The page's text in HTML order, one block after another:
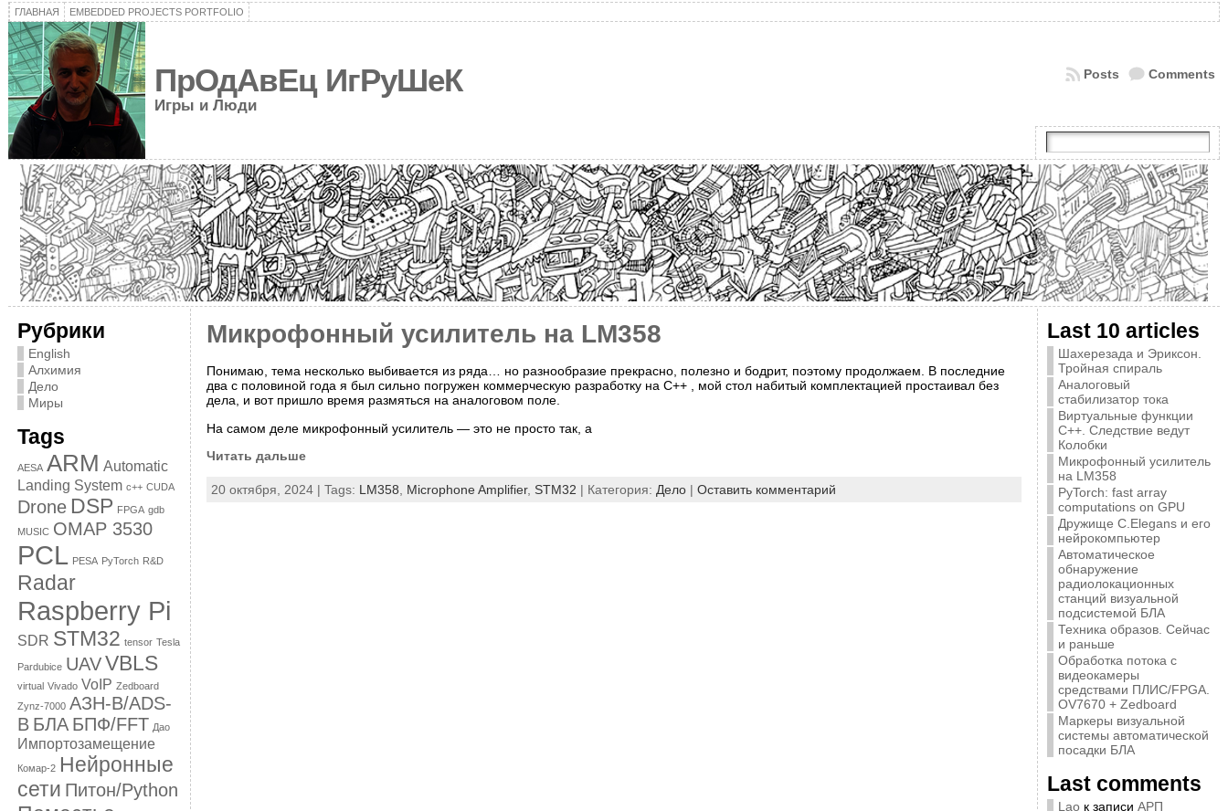
ГЛАВНАЯ EMBEDDED PROJECTS PORTFOLIO
ПрОдАвЕц ИгРуШеК
Игры и Люди
Comments
Posts
Рубрики
English
Алхимия
Дело
Миры
Tags
AESA ARM Automatic
Landing System c++ CUDA
Drone DSP FPGA gdb
MUSIC OMAP 3530
PCL PESA PyTorch R&D
Radar
Raspberry Pi
SDR STM32 tensor Tesla
Pardubice UAVVBLS
virtual Vivado VoIP Zedboard
Zynz-7000 АЗН-В/ADS-
B БЛА БПФ/FFT Дао
Импортозамещение
Комар-2 Нейронные
сети Питон/Python
Микрофонный усилитель на LM358
Понимаю, тема несколько выбивается из ряда… но разнообразие прекрасно, полезно и бодрит, поэтому продолжаем. В последние
два с половиной года я был сильно погружен коммерческую разработку на C++ , мой стол набитый комплектацией простаивал без
дела, и вот пришло время размяться на аналоговом поле.
На самом деле микрофонный усилитель — это не просто так, а
Читать дальше
20 октября, 2024 | Tags: LM358 Microphone Amplifier, STM32 | Категория: Дело| Оставить комментарий
Last 10 articles
Шахерезада и Эриксон.
Тройная спираль
Аналоговый
стабилизатор тока
Виртуальные функции
C++. Следствие ведут
Колобки
Микрофонный усилитель
на LM358
PyTorch: fast array
computations on GPU
Дружище C.Elegans и его
нейрокомпьютер
Автоматическое
обнаружение
радиолокационных
станций визуальной
подсистемой БЛА
Техника образов. Сейчас
и раньше
Обработка потока с
видеокамеры
средствами ПЛИС/FPGA.
OV7670 + Zedboard
Маркеры визуальной
системы автоматической
посадки БЛА
Last comments
Laoк записи АРП